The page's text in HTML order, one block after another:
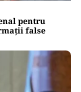
pentru
false